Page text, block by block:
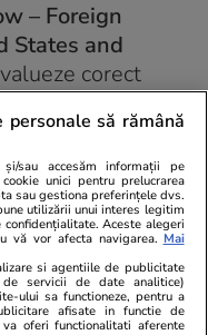
– Foreign
States and
corect
evoluție cu
de Statele
a relației
de întrebare cu
de securitate
Europa
să rămână
și/sau accesăm informații pe
unici pentru prelucrarea
sau gestiona preferințele dvs.
utilizării unui interes legitim
Aceste alegeri
vă vor afecta navigarea. Mai
si agentiile de publicitate
servicii de date analitice)
ului sa functioneze, pentru a
afisate in functie de
oferi functionalitati aferente